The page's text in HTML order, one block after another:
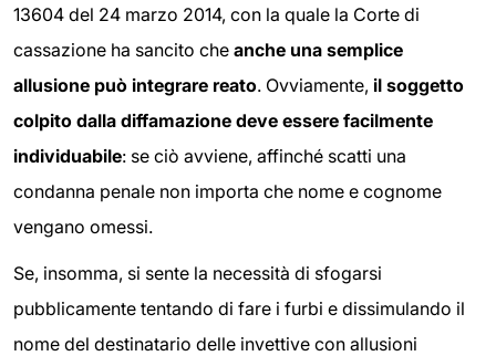
13604 del 24 marzo 2014, con la quale la Corte di
cassazione ha sancito che anche una semplice
allusione può integrare reato. Ovviamente, il soggetto
colpito dalla diffamazione deve essere facilmente
individuabile: se ciò avviene, affinché scatti una
condanna penale non importa che nome e cognome
vengano omessi.
Se, insomma, si sente la necessità di sfogarsi
pubblicamente tentando di fare i furbi e dissimulando il
nome del destinatario delle invettive con allusioni